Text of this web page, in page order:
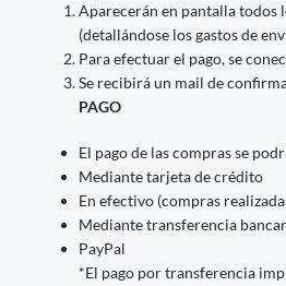
Aparecerán en pantalla todos
(detallándose los gastos de
Para efectuar el pago, se
Se recibirá un mail de
PAGO
El pago de las compras se
Mediante tarjeta de crédito
En efectivo (compras
Mediante transferencia
PayPal
*El pago por transferencia